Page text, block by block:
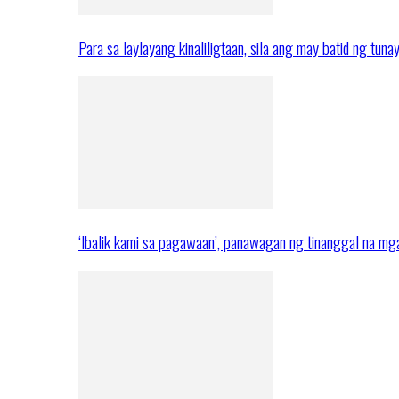
Para sa laylayang kinaliligtaan, sila ang may batid ng
‘Ibalik kami sa pagawaan’, panawagan ng tinanggal na